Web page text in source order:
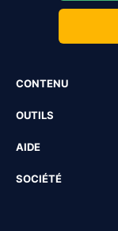
CONTENU
OUTILS
AIDE
SOCIÉTÉ